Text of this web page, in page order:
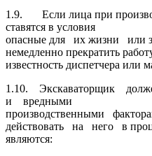
1.9. Если лица при
ставятся в условия
опасные для их жизни или
немедленно прекратить
известность диспетчера или
1.10.
Экскаваторщик
и вредными
производственными
действовать на него в
являются: